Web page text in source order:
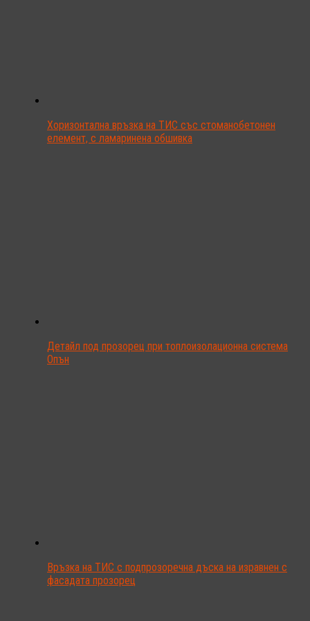
Хоризонтална връзка на ТИС със стоманобетонен
елемент, с ламаринена обшивка
Детайл под прозорец при топлоизолационна система
Опън
Връзка на ТИС с подпрозоречна дъска на изравнен с
фасадата прозорец